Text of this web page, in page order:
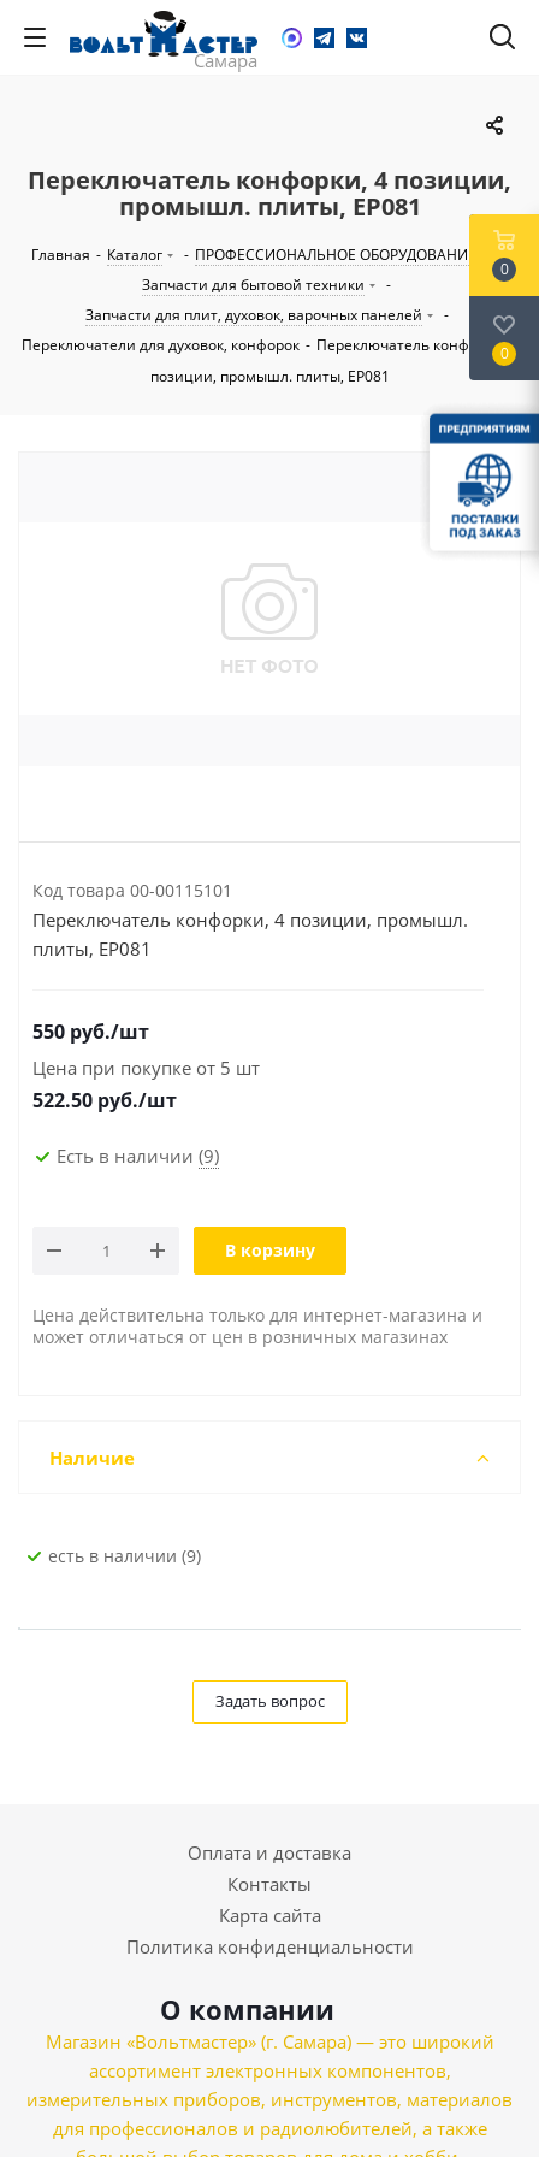
Переключатель конфорки, 4 позиции,
промышл. плиты, EP081
Главная - Каталог - ПРОФЕССИОНАЛЬНОЕ ОБОРУДОВАНИЕ
-
Запчасти для бытовой техники
-
Запчасти для плит, духовок, варочных панелей
-
Переключатели для духовок, конфорок - Переключатель конфорки, 4
позиции, промышл. плиты, EP081
Код товара 00-00115101
Переключатель конфорки, 4 позиции, промышл.
плиты, EP081
550 руб./шт
Цена при покупке от 5 шт
522.50 руб./шт
Есть в наличии (9)
В корзину
Цена действительна только для интернет-магазина и
может отличаться от цен в розничных магазинах
Наличие
Есть в наличии (9)
Задать вопрос
Оплата и доставка
Контакты
Карта сайта
Политика конфиденциальности
О компании
Магазин «Вольтмастер» (г. Самара) — это широкий
ассортимент электронных компонентов,
измерительных приборов, инструментов, материалов
для профессионалов и радиолюбителей, а также
0
0